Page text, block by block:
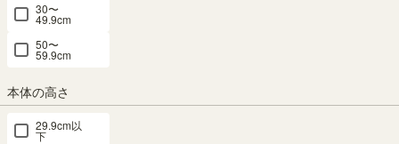
30〜
49.9cm
50〜
59.9cm
本体の高さ
29.9cm以
下
組立サービス
この商品は組立サービスをご利用いただけません。